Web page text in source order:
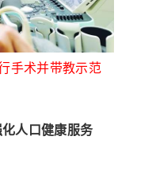
手术并带教示范
人口健康服务